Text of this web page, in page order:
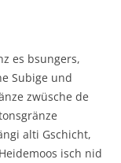
es bsungers,
Subige und
zwüsche de
alti Gschicht,
isch nid